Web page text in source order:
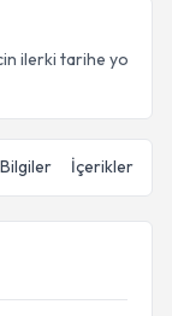
ilerki tarihe yo
İçerikler